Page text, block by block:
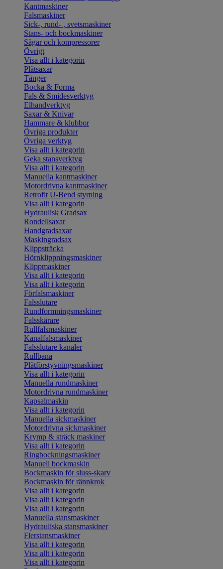
Kantmaskiner
Falsmaskiner
Sick-, rund- , svetsmaskiner
Stans- och bockmaskiner
Sågar och kompressorer
Övrigt
Visa allt i kategorin
Plåtsaxar
Tänger
Bocka & Forma
Fals & Smidesverktyg
Elhandverktyg
Saxar & Knivar
Hammare & klubbor
Övriga produkter
Övriga verktyg
Visa allt i kategorin
Geka stansverktyg
Visa allt i kategorin
Manuella kantmaskiner
Motordrivna kantmaskiner
Retrofit U-Bend styrning
Visa allt i kategorin
Hydraulisk Gradsax
Rondellsaxar
Handgradsaxar
Maskingradsax
Klippsträcka
Hörnklippningsmaskiner
Klippmaskiner
Visa allt i kategorin
Visa allt i kategorin
Förfalsmaskiner
Falsslutare
Rundformningsmaskiner
Falsskärare
Rullfalsmaskiner
Kanalfalsmaskiner
Falsslutare kanaler
Rullbana
Plåtförstyvningsmaskiner
Visa allt i kategorin
Manuella rundmaskiner
Motordrivna rundmaskiner
Kapsalmaskin
Visa allt i kategorin
Manuella sickmaskiner
Motordrivna sickmaskiner
Krymp & sträck maskiner
Visa allt i kategorin
Ringbockningsmaskiner
Manuell bockmaskin
Bockmaskin för sluss-skarv
Bockmaskin för rännkrok
Visa allt i kategorin
Visa allt i kategorin
Visa allt i kategorin
Manuella stansmaskiner
Hydrauliska stansmaskiner
Flerstansmaskiner
Visa allt i kategorin
Visa allt i kategorin
Visa allt i kategorin